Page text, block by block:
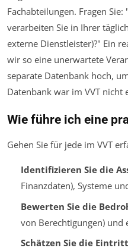
Fachabteilungen. Fragen
verarbeiten Sie in Ihrer
externe Dienstleister)?" Ein
wir so eine unerwartete
separate Datenbank hoch,
Datenbank war im VVT
Wie führe ich eine
Gehen Sie für jede im VVT
Identifizieren Sie die
Finanzdaten), Systeme
Bewerten Sie die
von Berechtigungen) und
Schätzen Sie die